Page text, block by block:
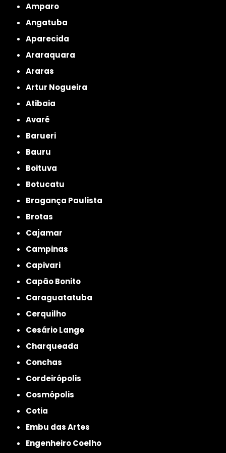
Amparo
Angatuba
Aparecida
Araraquara
Araras
Artur Nogueira
Atibaia
Avaré
Barueri
Bauru
Boituva
Botucatu
Bragança Paulista
Brotas
Cajamar
Campinas
Capivari
Capão Bonito
Caraguatatuba
Cerquilho
Cesário Lange
Charqueada
Conchas
Cordeirópolis
Cosmópolis
Cotia
Embu das Artes
Engenheiro Coelho